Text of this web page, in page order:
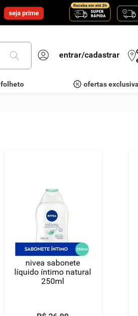
entrar/cadastrar
folheto ofertas
nivea sabonete
líquido íntimo natural
250ml